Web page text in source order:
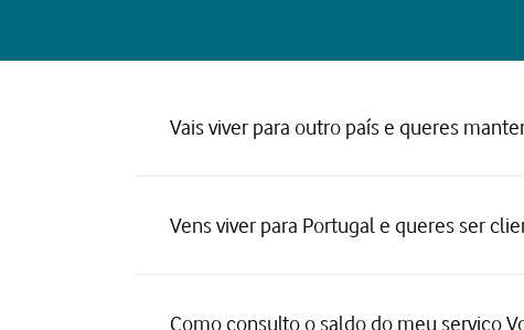
Vais viver para outro país e queres
Vens viver para Portugal e queres ser
Como consulto o saldo do meu serviço